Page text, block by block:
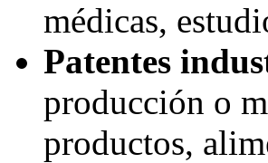
médicas,
Patentes
producción o
productos,